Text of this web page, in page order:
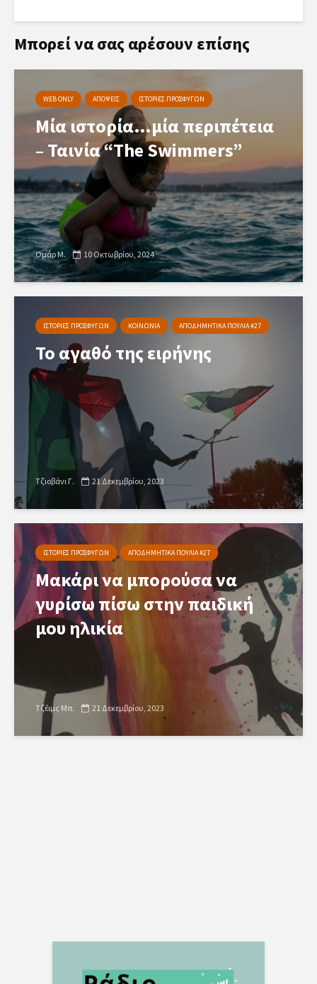
Μπορεί να σας αρέσουν επίσης
WEB ONLY ΑΠΟΨΕΙΣ ΙΣΤΟΡΙΕΣ ΠΡΟΣΦΥΓΩΝ
Μία ιστορία…μία περιπέτεια
– Ταινία “The Swimmers”
Ομάρ Μ. 10 Οκτωβρίου, 2024
ΙΣΤΟΡΙΕΣ ΠΡΟΣΦΥΓΩΝ ΚΟΙΝΩΝΙΑ ΑΠΟΔΗΜΗΤΙΚΑ ΠΟΥΛΙΑ #27
Το αγαθό της ειρήνης
Τζιοβάνι Γ. 21 Δεκεμβρίου, 2023
ΙΣΤΟΡΙΕΣ ΠΡΟΣΦΥΓΩΝ ΑΠΟΔΗΜΗΤΙΚΑ ΠΟΥΛΙΑ #27
Μακάρι να μπορούσα να
γυρίσω πίσω στην παιδική
μου ηλικία
Τζέιμς Μπ. 21 Δεκεμβρίου, 2023